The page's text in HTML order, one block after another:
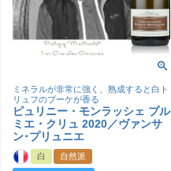
ミネラルが非常に強く、熟成すると白ト
リュフのブーケが香る
ピュリニー・モンラッシェ プル
ミエ・クリュ 2020／ヴァンサ
ン･プリュニエ
白
自然派